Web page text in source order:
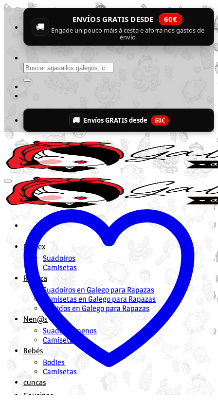
Skip
content
🚚
ENVÍOS GRATIS DESDE 60€
Engade un pouco máis á cesta e aforra nos gastos de
envío
Buscar
por:
🚚 Envíos GRATIS desde 60€
Unisex
Suadoiros
Camisetas
Rapaza
Suadoiros en Galego para Rapazas
Camisetas en Galego para Rapazas
Vestidos en Galego para Rapazas
Nen@s
Suadoiros nenos
Camisetas
Bebés
Bodies
Camisetas
cuncas
Cousiñas